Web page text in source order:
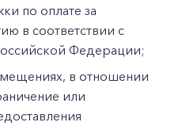
по оплате за
в соответствии с
Федерации;
в отношении
или